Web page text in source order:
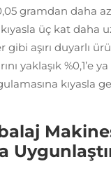
gramdan daha
üç kat daha
aşırı duyarlı
yaklaşık
kıyasla